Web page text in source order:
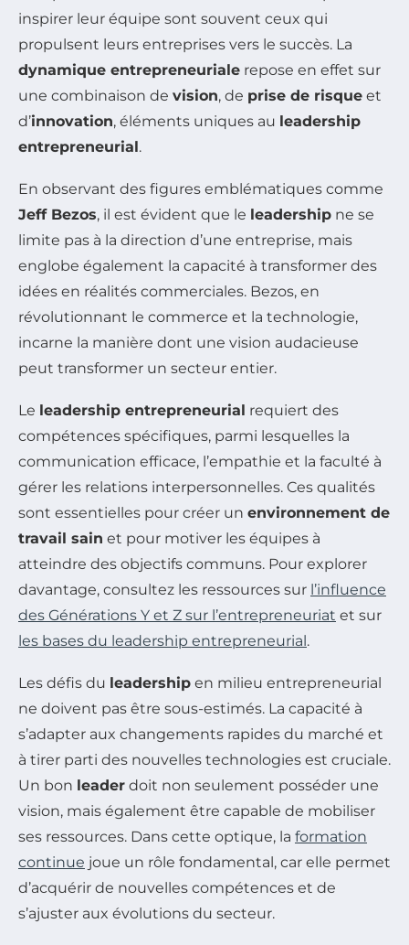
inspirer leur équipe sont souvent ceux qui
propulsent leurs entreprises vers le succès. La
dynamique entrepreneuriale repose en effet sur
une combinaison de vision, de prise de risque et
d’innovation, éléments uniques au leadership
entrepreneurial .
En observant des figures emblématiques comme
Jeff Bezos, il est évident que le leadership ne se
limite pas à la direction d’une entreprise, mais
englobe également la capacité à transformer des
idées en réalités commerciales. Bezos, en
révolutionnant le commerce et la technologie,
incarne la manière dont une vision audacieuse
peut transformer un secteur entier.
Le leadership entrepreneurial requiert des
compétences spécifiques, parmi lesquelles la
communication efficace, l’empathie et la faculté à
gérer les relations interpersonnelles. Ces qualités
sont essentielles pour créer un environnement de
travail sain et pour motiver les équipes à
atteindre des objectifs communs. Pour explorer
davantage, consultez les ressources sur l’influence
des Générations Y et Z sur l’entrepreneuriat et sur
les bases du leadership entrepreneurial .
Les défis du leadership en milieu entrepreneurial
ne doivent pas être sous-estimés. La capacité à
s’adapter aux changements rapides du marché et
à tirer parti des nouvelles technologies est cruciale.
Un bon leader doit non seulement posséder une
vision, mais également être capable de mobiliser
ses ressources. Dans cette optique, la formation
continue joue un rôle fondamental, car elle permet
d’acquérir de nouvelles compétences et de
s’ajuster aux évolutions du secteur.